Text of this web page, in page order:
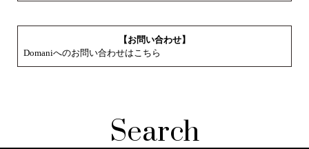
【お問い合わせ】
Domaniへのお問い合わせはこちら
Search